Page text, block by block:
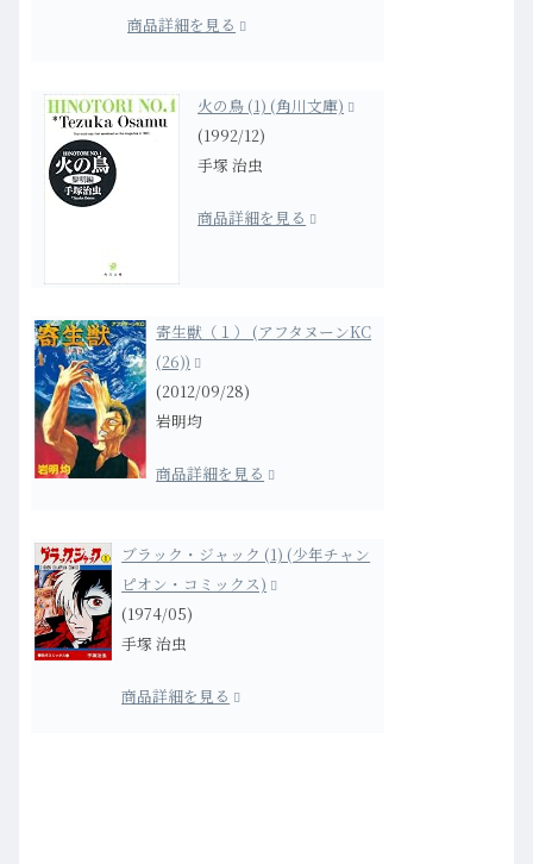
商品詳細を見る
火の鳥 (1) (角川文庫)
(1992/12)
手塚 治虫
商品詳細を見る
寄生獣（１） (アフタヌーンKC
(26))
(2012/09/28)
岩明均
商品詳細を見る
ブラック・ジャック (1) (少年チャン
ピオン・コミックス)
(1974/05)
手塚 治虫
商品詳細を見る